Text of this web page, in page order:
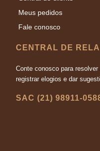
Meus pedidos
Fale conosco
CENTRAL DE
Conte conosco para
registrar elogios e dar
SAC (21) 98911-